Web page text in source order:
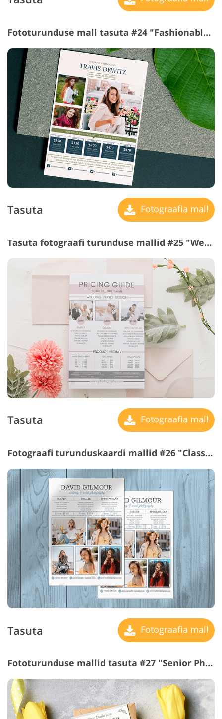
Fototurunduse mall tasuta #24 "Fashionable Portrait"
Tasuta Fotograafia mall
Tasuta fotograafi turunduse mallid #25 "Wedding
Tasuta Fotograafia mall
Fotograafi turunduskaardi mallid #26 "Classic"
Tasuta Fotograafia mall
Fototurunduse mallid tasuta #27 "Senior Photography"